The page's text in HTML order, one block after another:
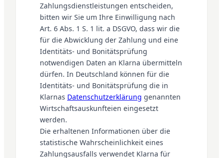
Zahlungsdienstleistungen entscheiden,
bitten wir Sie um Ihre Einwilligung nach
Art. 6 Abs. 1 S. 1 lit. a DSGVO, dass wir die
für die Abwicklung der Zahlung und eine
Identitäts- und Bonitätsprüfung
notwendigen Daten an Klarna übermitteln
dürfen. In Deutschland können für die
Identitäts- und Bonitätsprüfung die in
Klarnas Datenschutzerklärung genannten
Wirtschaftsauskunfteien eingesetzt
werden.
Die erhaltenen Informationen über die
statistische Wahrscheinlichkeit eines
Zahlungsausfalls verwendet Klarna für